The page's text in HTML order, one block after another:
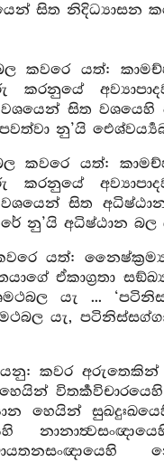
සිත නිදිධ්‍යාසන
කවරෙ යත්:
කරනුයේ
සිත වශයෙහි
නු’යි
කවරෙ යත්:
කරනුයේ
සිත
නු’යි අධිෂ්ඨාන බල
යත්:
ඒකාග්‍රතා
යැ ...
යැ,
කවර අරුතෙකින්
හෙයින්